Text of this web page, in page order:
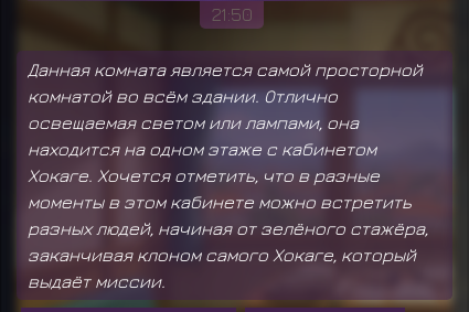
21:50
Данная комната является самой просторной
комнатой во всём здании. Отлично
освещаемая светом или лампами, она
находится на одном этаже с кабинетом
Хокаге. Хочется отметить, что в разные
моменты в этом кабинете можно встретить
разных людей, начиная от зелёного стажёра,
заканчивая клоном самого Хокаге, который
выдаёт миссии.